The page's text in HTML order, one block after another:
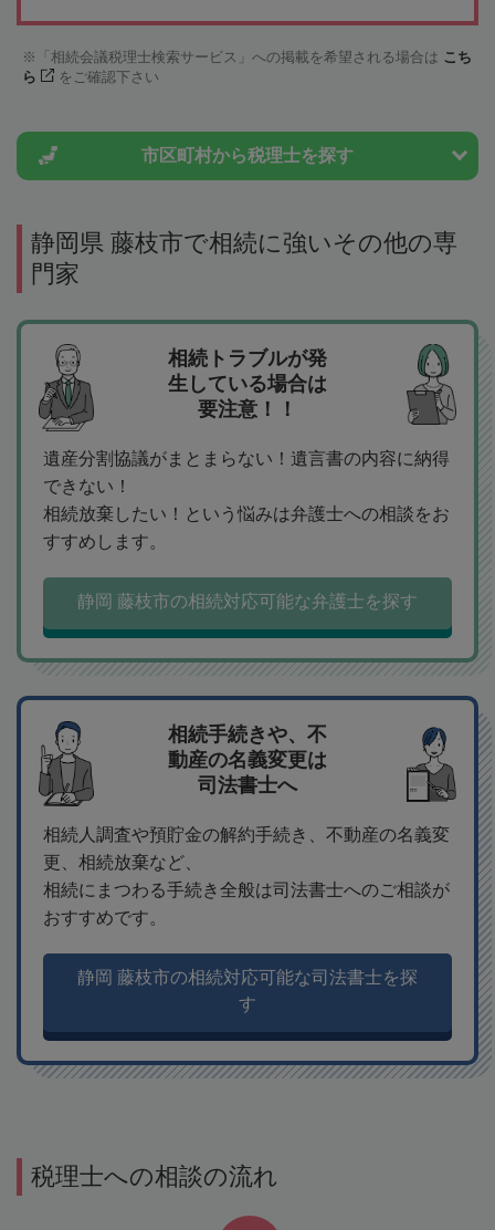
「相続会議税理士検索サービス」への掲載を希望される場合は こち
ら
をご確認下さい
市区町村から税理士を探す
静岡県 藤枝市で相続に強いその他の専
門家
相続トラブルが発
生している場合は
要注意！！
遺産分割協議がまとまらない！遺言書の内容に納得
できない！
相続放棄したい！という悩みは弁護士への相談をお
すすめします。
静岡 藤枝市の相続対応可能な弁護士を探す
相続手続きや、不
動産の名義変更は
司法書士へ
相続人調査や預貯金の解約手続き、不動産の名義変
更、相続放棄など、
相続にまつわる手続き全般は司法書士へのご相談が
おすすめです。
静岡 藤枝市の相続対応可能な司法書士を探
す
税理士への相談の流れ